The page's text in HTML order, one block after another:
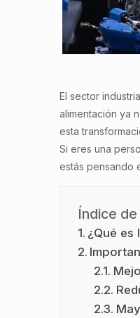
El sector
alimentación ya
esta
Si eres una
estás pensando
Índice
¿Qué es